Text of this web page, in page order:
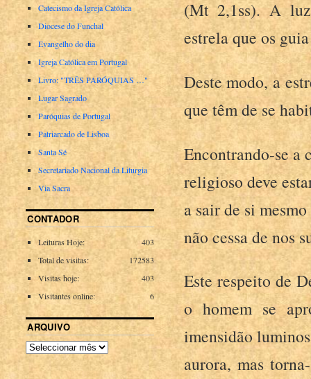
(Mt 2,1ss). A luz
estrela que os
Deste modo, a
que têm de se
Encontrando-se a
religioso deve
a sair de si
não cessa de nos
Este respeito de
o homem se
imensidão
aurora, mas
Catecismo da Igreja Católica
Diocese do Funchal
Evangelho do dia
Igreja Católica em Portugal
Livro: "TRÊS PARÓQUIAS …"
Lugar Sagrado
Paróquias de Portugal
Patriarcado de Lisboa
Santa Sé
Secretariado Nacional da Liturgia
Via Sacra
CONTADOR
403
Leituras Hoje:
172583
Total de visitas:
403
Visitas hoje:
6
Visitantes online:
ARQUIVO